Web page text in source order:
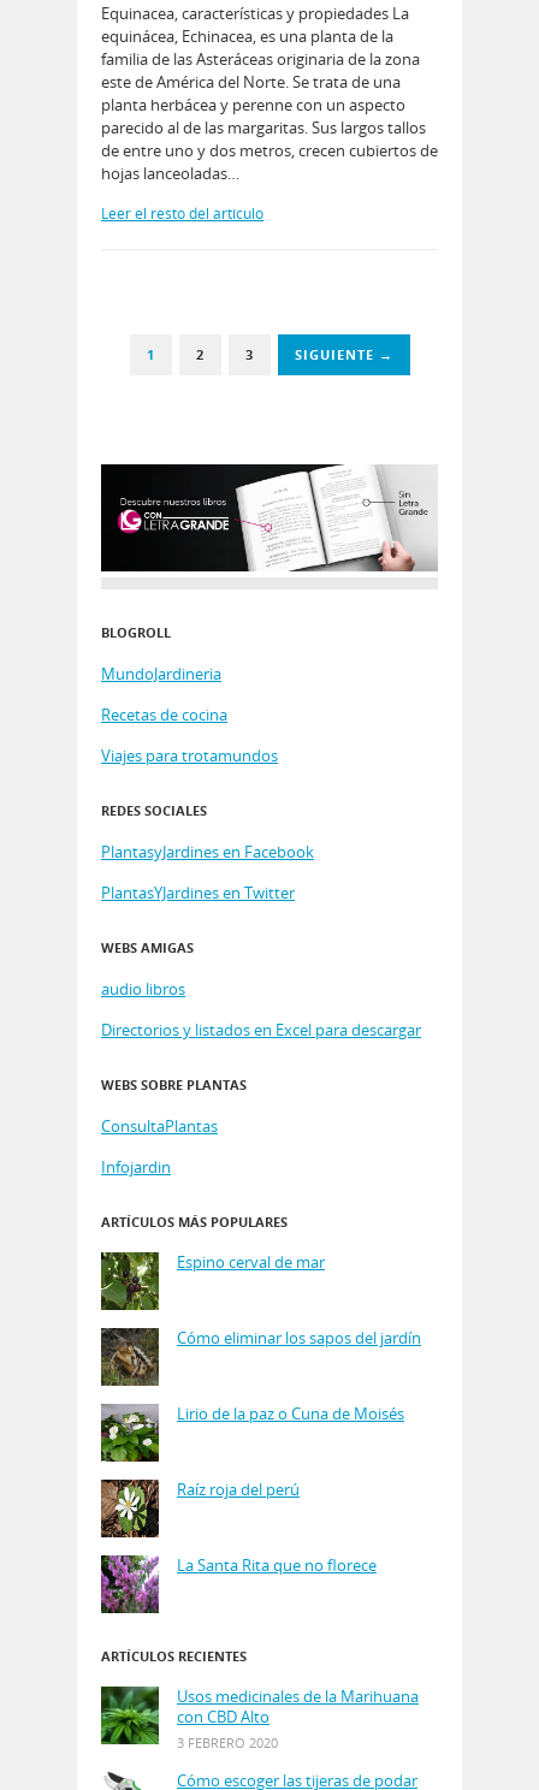
Equinacea, características y propiedades La
equinácea, Echinacea, es una planta de la
familia de las Asteráceas originaria de la zona
este de América del Norte. Se trata de una
planta herbácea y perenne con un aspecto
parecido al de las margaritas. Sus largos tallos
de entre uno y dos metros, crecen cubiertos de
hojas lanceoladas…
Leer el resto del artículo
1 2 3 SIGUIENTE →
BLOGROLL
MundoJardineria
Recetas de cocina
Viajes para trotamundos
REDES SOCIALES
PlantasyJardines en Facebook
PlantasYJardines en Twitter
WEBS AMIGAS
audio libros
Directorios y listados en Excel para descargar
WEBS SOBRE PLANTAS
ConsultaPlantas
Infojardin
ARTÍCULOS MÁS POPULARES
Espino cerval de mar
Cómo eliminar los sapos del jardín
Lirio de la paz o Cuna de Moisés
Raíz roja del perú
La Santa Rita que no florece
ARTÍCULOS RECIENTES
Usos medicinales de la Marihuana
con CBD Alto
3 FEBRERO 2020
Cómo escoger las tijeras de podar